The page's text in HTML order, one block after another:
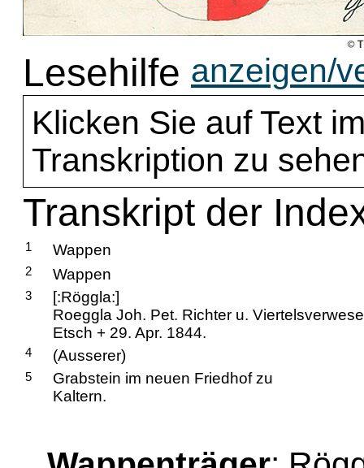
Lesehilfe anzeigen/
Klicken Sie auf Text
Transkription zu
Transkript der
1 Wappen
2 Wappen
3
[:Röggla:]
Roeggla Joh. Pet. Richter u.
Etsch + 29. Apr. 1844.
4 (Ausserer)
5
Grabstein im neuen Friedhof zu
Kaltern.